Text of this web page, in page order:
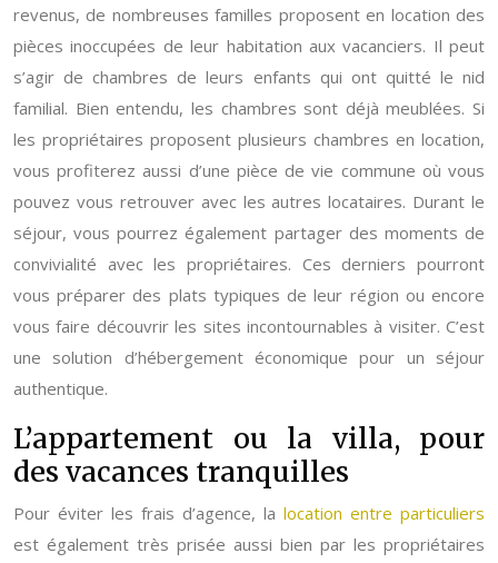
revenus, de nombreuses familles proposent en location des
pièces inoccupées de leur habitation aux vacanciers. Il peut
s’agir de chambres de leurs enfants qui ont quitté le nid
familial. Bien entendu, les chambres sont déjà meublées. Si
les propriétaires proposent plusieurs chambres en location,
vous profiterez aussi d’une pièce de vie commune où vous
pouvez vous retrouver avec les autres locataires. Durant le
séjour, vous pourrez également partager des moments de
convivialité avec les propriétaires. Ces derniers pourront
vous préparer des plats typiques de leur région ou encore
vous faire découvrir les sites incontournables à visiter. C’est
une solution d’hébergement économique pour un séjour
authentique.
L’appartement ou la villa, pour
des vacances tranquilles
Pour éviter les frais d’agence, la location entre particuliers
est également très prisée aussi bien par les propriétaires